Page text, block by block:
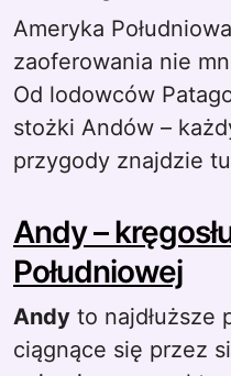
Ameryka
zaoferowania nie
Od lodowców
stożki Andów –
przygody znajdzie
Andy –
Południowej
Andy to najdłuższe
ciągnące się przez